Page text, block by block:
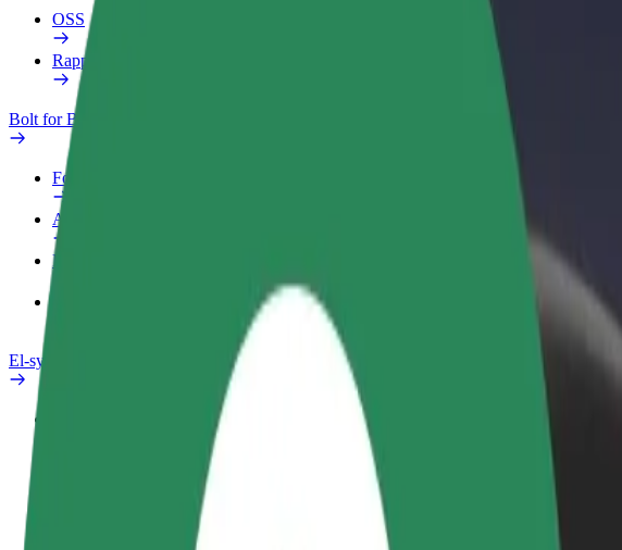
OSS
Rapporter et kjøretøy
Bolt for Business
Fordeler
Arbeidsprofil
Produkter
El-sykler